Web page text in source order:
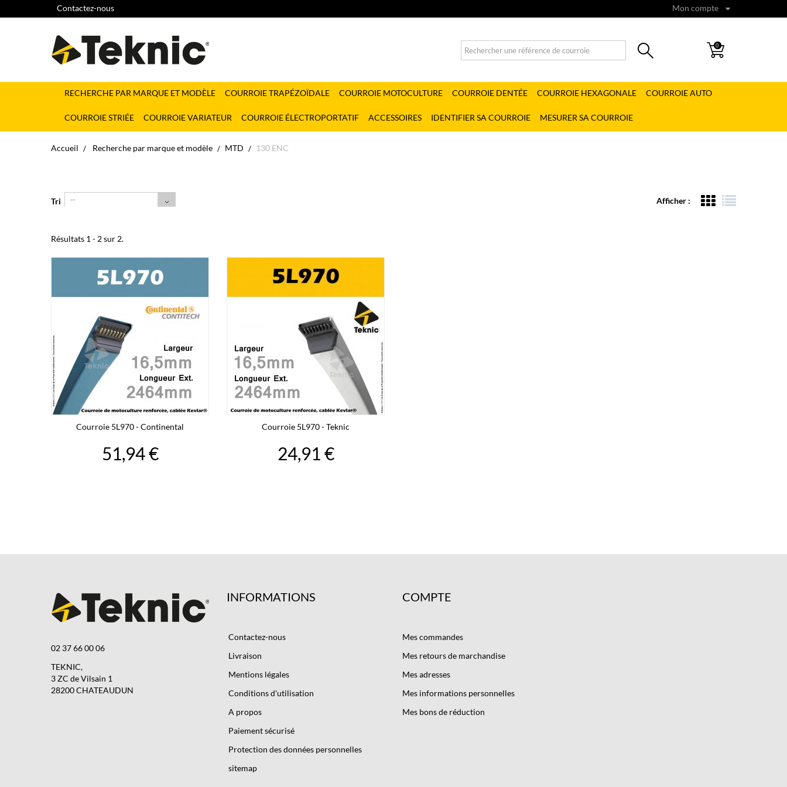
Mon compte
Contactez-nous
0
RECHERCHE PAR MARQUE ET MODÈLE COURROIE TRAPÉZOÏDALE COURROIE MOTOCULTURE COURROIE DENTÉE COURROIE HEXAGONALE COURROIE AUTO
COURROIE STRIÉE COURROIE VARIATEUR COURROIE ÉLECTROPORTATIF ACCESSOIRES IDENTIFIER SA COURROIE MESURER SA COURROIE
Accueil Recherche par marque et modèle MTD 130 ENC
Afficher :
Tri --
Résultats 1 - 2 sur 2.
Courroie 5L970 - Continental
51,94 €
Courroie 5L970 - Teknic
24,91 €
02 37 66 00 06
TEKNIC,
3 ZC de Vilsain 1
28200 CHATEAUDUN
INFORMATIONS
Contactez-nous
Livraison
Mentions légales
Conditions d'utilisation
A propos
Paiement sécurisé
Protection des données personnelles
sitemap
COMPTE
Mes commandes
Mes retours de marchandise
Mes adresses
Mes informations personnelles
Mes bons de réduction